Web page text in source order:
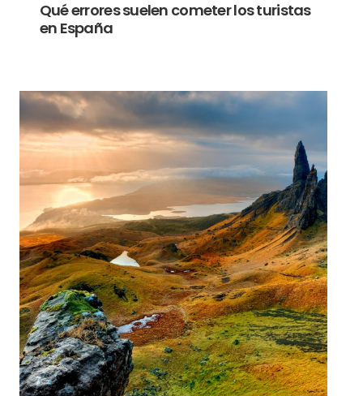
Qué errores suelen cometer los turistas
en España